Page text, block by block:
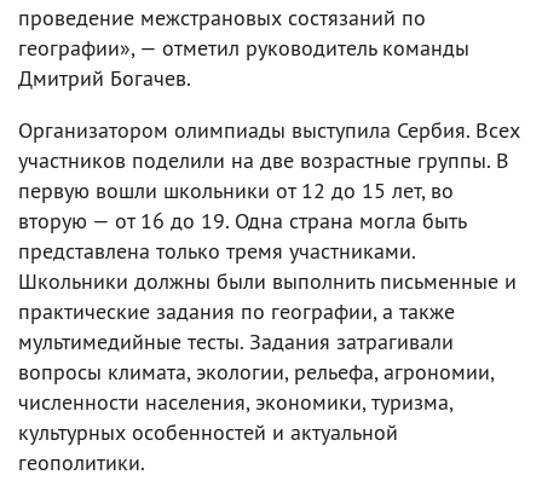
проведение межстрановых состязаний по
географии», — отметил руководитель команды
Дмитрий Богачев.
Организатором олимпиады выступила Сербия. Всех
участников поделили на две возрастные группы. В
первую вошли школьники от 12 до 15 лет, во
вторую — от 16 до 19. Одна страна могла быть
представлена только тремя участниками.
Школьники должны были выполнить письменные и
практические задания по географии, а также
мультимедийные тесты. Задания затрагивали
вопросы климата, экологии, рельефа, агрономии,
численности населения, экономики, туризма,
культурных особенностей и актуальной
геополитики.